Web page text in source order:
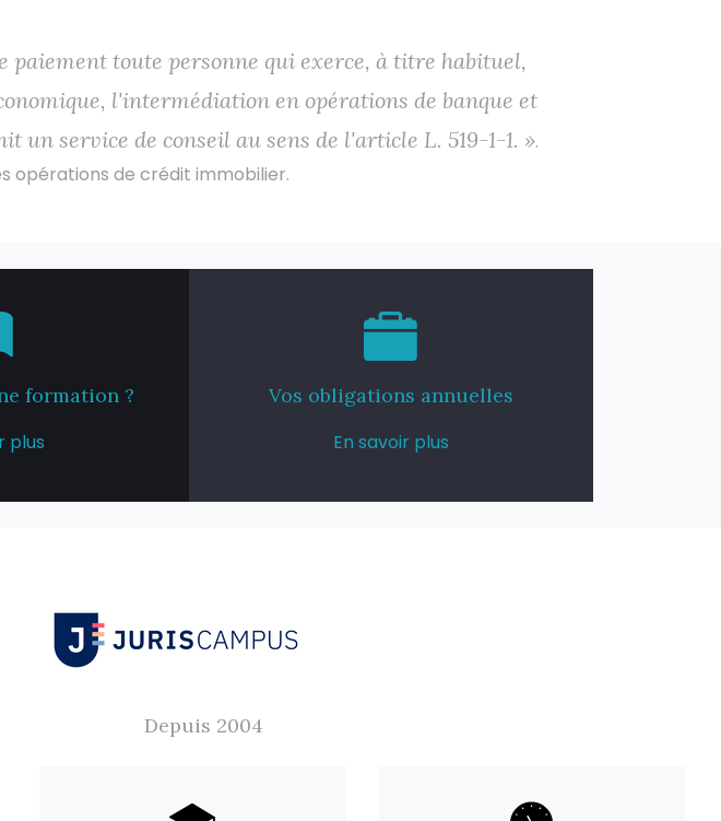
paiement toute personne qui exerce, à titre habituel,
l'intermédiation en opérations de banque et
un service de conseil au sens de l'article L. 519-1-1. ».
opérations de crédit immobilier.
formation ?
plus
Vos obligations annuelles
En savoir plus
Depuis 2004